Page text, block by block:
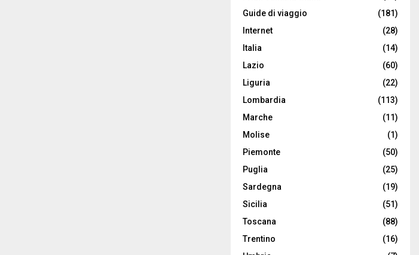
Guide di viaggio
(181)
Internet
(28)
Italia
(14)
Lazio
(60)
Liguria
(22)
Lombardia
(113)
Marche
(11)
Molise
(1)
Piemonte
(50)
Puglia
(25)
Sardegna
(19)
Sicilia
(51)
Toscana
(88)
Trentino
(16)